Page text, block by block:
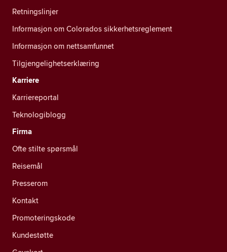
Retningslinjer
Informasjon om Colorados sikkerhetsreglement
Informasjon om nettsamfunnet
Tilgjengelighetserklæring
Karriere
Karriereportal
Teknologiblogg
Firma
Ofte stilte spørsmål
Reisemål
Presserom
Kontakt
Promoteringskode
Kundestøtte